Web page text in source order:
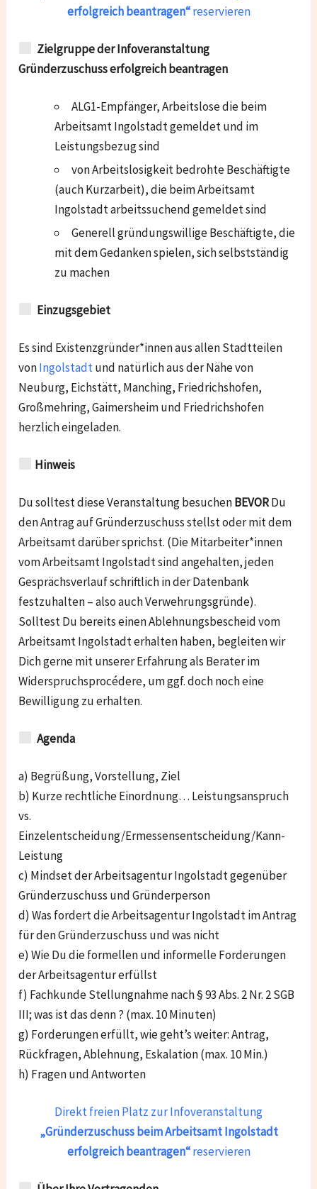
erfolgreich beantragen“reservieren
Zielgruppe der Infoveranstaltung
Gründerzuschuss erfolgreich beantragen
ALG1-Empfänger, Arbeitslose die beim
Arbeitsamt Ingolstadt gemeldet und im
Leistungsbezug sind
von Arbeitslosigkeit bedrohte Beschäftigte
(auch Kurzarbeit), die beim Arbeitsamt
Ingolstadt arbeitssuchend gemeldet sind
Generell gründungswillige Beschäftigte, die
mit dem Gedanken spielen, sich selbstständig
zu machen
Einzugsgebiet
Es sind Existenzgründer*innen aus allen Stadtteilen
vonIngolstadtund natürlich aus der Nähe von
Neuburg, Eichstätt, Manching, Friedrichshofen,
Großmehring, Gaimersheim und Friedrichshofen
herzlich eingeladen.
Hinweis
Du solltest diese Veranstaltung besuchenBEVORDu
den Antrag auf Gründerzuschuss stellst oder mit dem
Arbeitsamt darüber sprichst. (Die Mitarbeiter*innen
vom Arbeitsamt Ingolstadt sind angehalten, jeden
Gesprächsverlauf schriftlich in der Datenbank
festzuhalten – also auch Verwehrungsgründe).
Solltest Du bereits einen Ablehnungsbescheid vom
Arbeitsamt Ingolstadt erhalten haben, begleiten wir
Dich gerne mit unserer Erfahrung als Berater im
Widerspruchsprocédere, um ggf. doch noch eine
Bewilligung zu erhalten.
Agenda
a) Begrüßung, Vorstellung, Ziel
b) Kurze rechtliche Einordnung… Leistungsanspruch
vs.
Einzelentscheidung/Ermessensentscheidung/Kann-
Leistung
c) Mindset der Arbeitsagentur Ingolstadt gegenüber
Gründerzuschuss und Gründerperson
d) Was fordert die Arbeitsagentur Ingolstadt im Antrag
für den Gründerzuschuss und was nicht
e) Wie Du die formellen und informelle Forderungen
der Arbeitsagentur erfüllst
f) Fachkunde Stellungnahme nach § 93 Abs. 2 Nr. 2 SGB
III; was ist das denn ? (max. 10 Minuten)
g) Forderungen erfüllt, wie geht’s weiter: Antrag,
Rückfragen, Ablehnung, Eskalation (max. 10 Min.)
h) Fragen und Antworten
Direkt freien Platz zur Infoveranstaltung
„Gründerzuschuss beim Arbeitsamt Ingolstadt
erfolgreich beantragen“reservieren